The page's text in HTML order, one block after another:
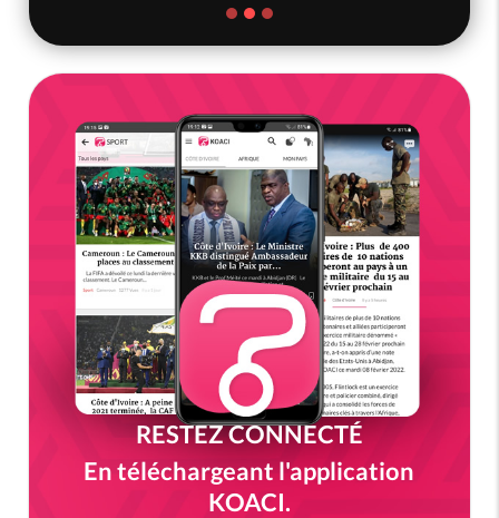
RESTEZ CONNECTÉ
En téléchargeant l'application
KOACI.